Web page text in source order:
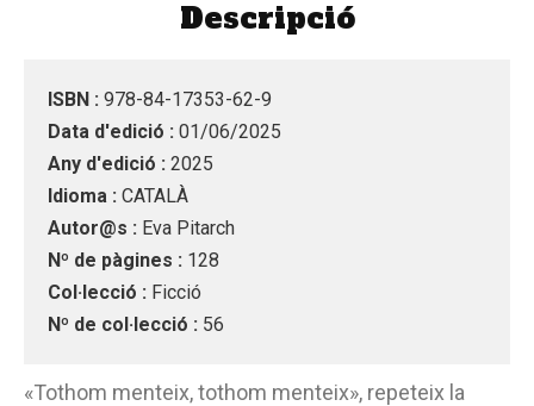
Descripció
ISBN : 978-84-17353-62-9
Data d'edició : 01/06/2025
Any d'edició : 2025
Idioma : CATALÀ
Autor@s : Eva Pitarch
Nº de pàgines : 128
Col·lecció : Ficció
Nº de col·lecció : 56
«Tothom menteix, tothom menteix», repeteix la